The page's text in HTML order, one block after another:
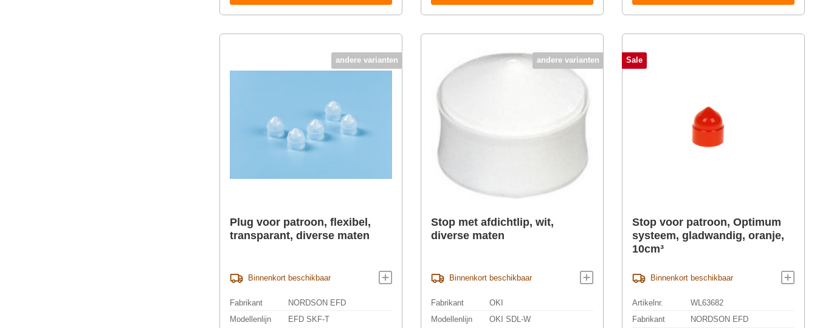
andere varianten
Plug voor patroon, flexibel,
transparant, diverse maten
Binnenkort beschikbaar
Fabrikant
NORDSON EFD
Modellenlijn
EFD SKF-T
andere varianten
Stop met afdichtlip, wit,
diverse maten
Binnenkort beschikbaar
Fabrikant
OKI
Modellenlijn
OKI SDL-W
Sale
Stop voor patroon, Optimum
systeem, gladwandig, oranje,
10cm³
Binnenkort beschikbaar
Artikelnr.
WL63682
Fabrikant
NORDSON EFD